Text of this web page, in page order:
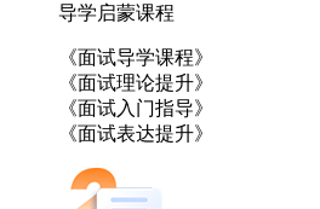
导学启蒙课程
《面试导学课程》
《面试理论提升》
《面试入门指导》
《面试表达提升》